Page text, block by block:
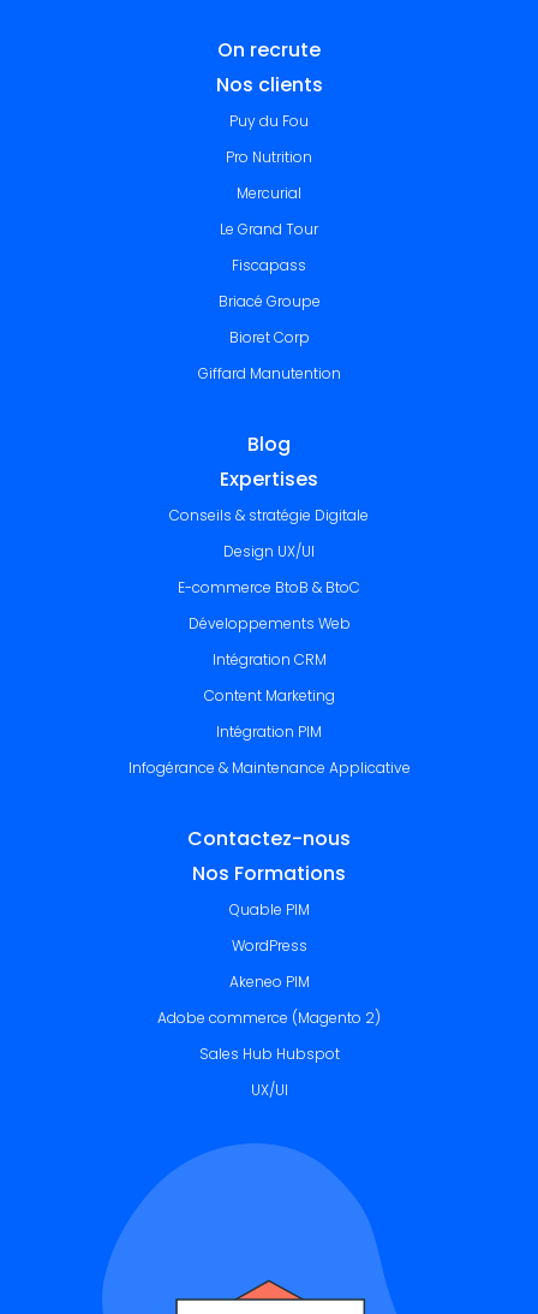
On recrute
Nos clients
Puy du Fou
Pro Nutrition
Mercurial
Le Grand Tour
Fiscapass
Briacé Groupe
Bioret Corp
Giffard Manutention
Blog
Expertises
Conseils & stratégie Digitale
Design UX/UI
E-commerce BtoB & BtoC
Développements Web
Intégration CRM
Content Marketing
Intégration PIM
Infogérance & Maintenance Applicative
Contactez-nous
Nos Formations
Quable PIM
WordPress
Akeneo PIM
Adobe commerce (Magento 2)
Sales Hub Hubspot
UX/UI